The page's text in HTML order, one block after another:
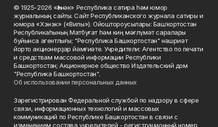
© 1925-2026 «Һәнәк» Республика сатира һәм юмор
журналының сайты. Сайт Республиканского журнала сатиры и
юмора «Хэнэк» («Вилы»). Ойоштороусылары: Башҡортостан
Республикаһының Матбуғат һәм киң мәғлүмәт саралары
буйынса агентлығы; "Республика Башкортостан" нәшриәт
йорто акционерҙар йәмғиәте. Учредители: Агентство по печати
и средствам массовой информации Республики
Башкортостан; Акционерное общество Издательский дом
"Республика Башкортостан".
Об использовании персональных данных
Зарегистрирован Федеральной службой по надзору в сфере
связи, информационных технологий и массовых
коммуникаций по Республике Башкортостан в связи с
изменением состава учредителей - регистрационный номер